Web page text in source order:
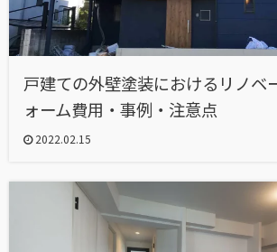
戸建ての外壁塗装におけるリノベ
ォーム費用・事例・注意点
2022.02.15